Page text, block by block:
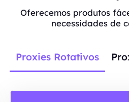
Oferecemos produtos
necessidades de
Proxies Rotativos